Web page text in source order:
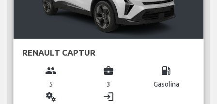
RENAULT CAPTUR
group
5
business_center
3
local_gas_station
Gasolina
miscellaneous_services login